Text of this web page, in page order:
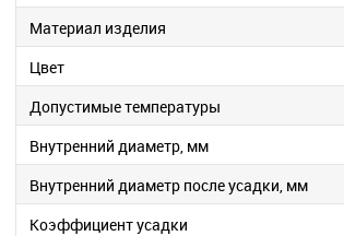
Материал изделия
Цвет
Допустимые температуры
Внутренний диаметр, мм
Внутренний диаметр после усадки, мм
Коэффициент усадки